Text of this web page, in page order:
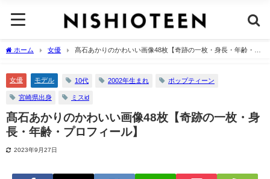
ホーム 女優
髙石あかりのかわいい画像48枚【奇跡の一枚・身長・年齢・プ
女優 モデル 10代 2002年生まれ ポップティーン
宮崎県出身 ミスid
髙石あかりのかわいい画像48枚【奇跡の一枚・身
長・年齢・プロフィール】
2023年9月27日